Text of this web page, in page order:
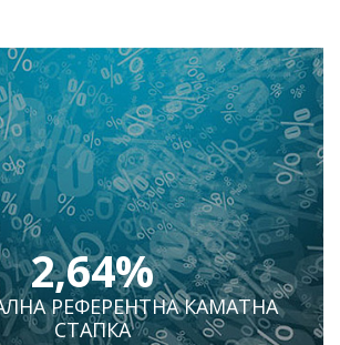
2,64%
РЕФЕРЕНТНА КАМАТНА
СТАПКА